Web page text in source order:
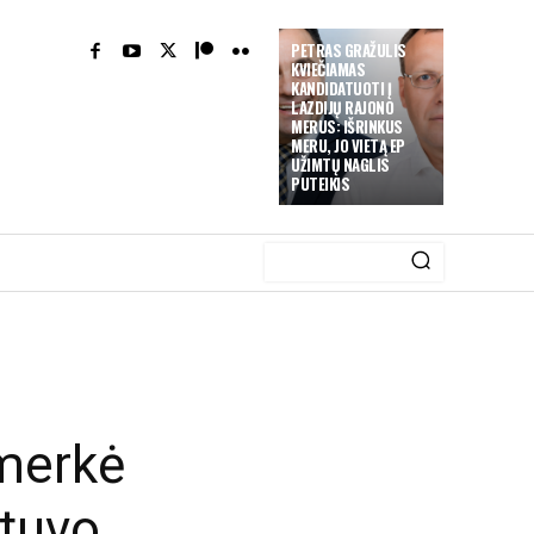
PETRAS GRAŽULIS
KVIEČIAMAS
KANDIDATUOTI Į
LAZDIJŲ RAJONO
MERUS: IŠRINKUS
MERU, JO VIETĄ EP
UŽIMTŲ NAGLIS
PUTEIKIS